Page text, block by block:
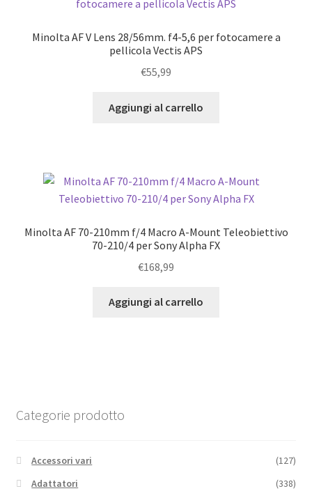
Minolta AF V Lens 28/56mm. f4-5,6 per fotocamere a
pellicola Vectis APS
€55,99
Aggiungi al carrello
Minolta AF 70-210mm f/4 Macro A-Mount Teleobiettivo
70-210/4 per Sony Alpha FX
€168,99
Aggiungi al carrello
Categorie prodotto
Accessori vari
(127)
Adattatori
(338)